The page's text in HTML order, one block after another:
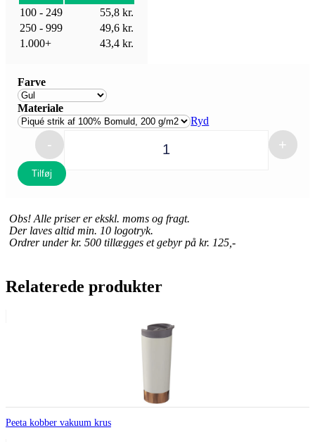
100 - 249
55,8 kr.
250 - 999
49,6 kr.
1.000+
43,4 kr.
Farve
Materiale
Ryd
Quantity
- +
Tilføj
Obs! Alle priser er ekskl. moms og fragt.
Der laves altid min. 10 logotryk.
Ordrer under kr. 500 tillægges et gebyr på kr. 125,-
Relaterede produkter
Peeta kobber vakuum krus